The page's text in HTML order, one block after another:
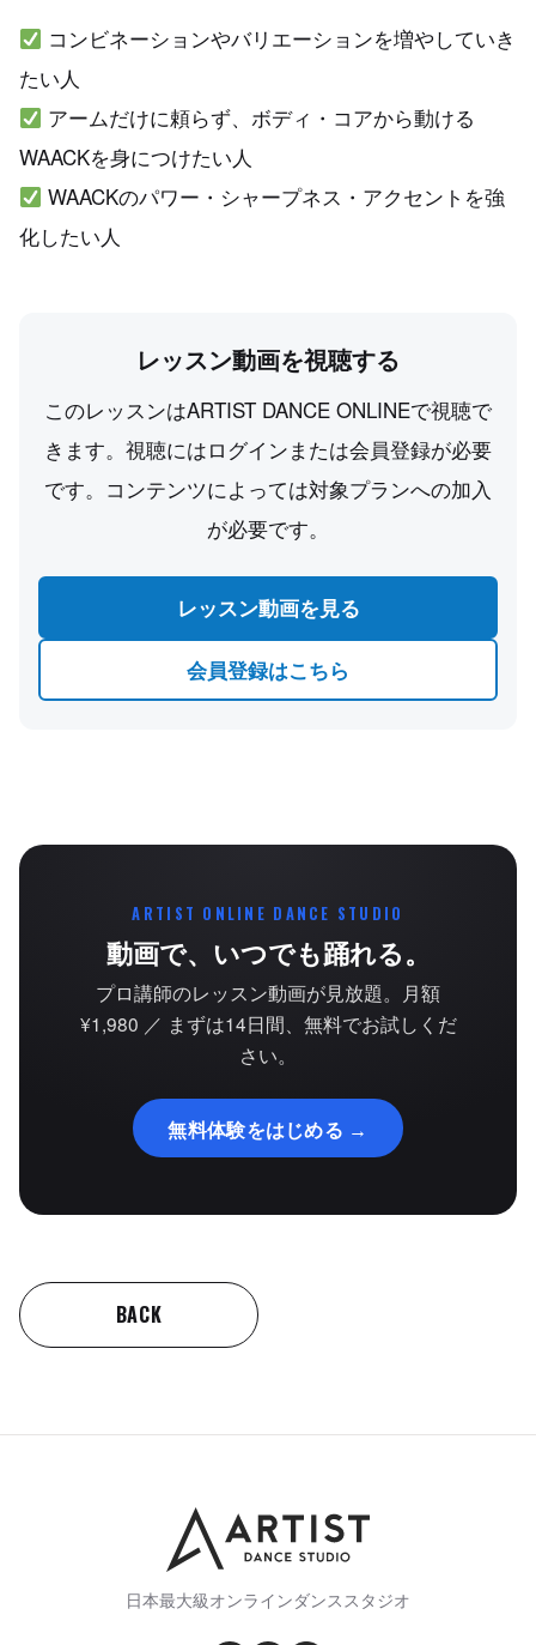
コンビネーションやバリエーションを増やしていき
たい人
アームだけに頼らず、ボディ・コアから動ける
WAACKを身につけたい人
WAACKのパワー・シャープネス・アクセントを強
化したい人
レッスン動画を視聴する
このレッスンはARTIST DANCE ONLINEで視聴で
きます。視聴にはログインまたは会員登録が必要
です。コンテンツによっては対象プランへの加入
が必要です。
レッスン動画を見る
会員登録はこちら
ARTIST ONLINE DANCE STUDIO
動画で、いつでも踊れる。
プロ講師のレッスン動画が見放題。月額
¥1,980 ／ まずは14日間、無料でお試しくだ
さい。
無料体験をはじめる →
BACK
日本最大級オンラインダンススタジオ